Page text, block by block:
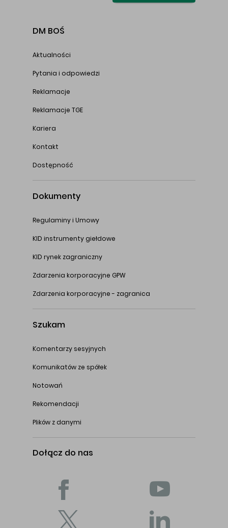
DM BOŚ
Aktualności
Pytania i odpowiedzi
Reklamacje
Reklamacje TGE
Kariera
Kontakt
Dostępność
Dokumenty
Regulaminy i Umowy
KID instrumenty giełdowe
KID rynek zagraniczny
Zdarzenia korporacyjne GPW
Zdarzenia korporacyjne - zagranica
Szukam
Komentarzy sesyjnych
Komunikatów ze spółek
Notowań
Rekomendacji
Plików z danymi
Dołącz do nas